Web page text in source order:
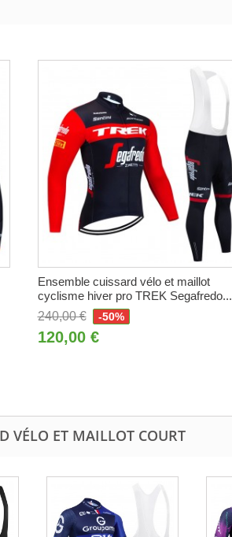
Ensemble cuissard vélo et maillot
cyclisme hiver pro TREK Segafredo...
240,00 €
-50%
120,00 €
VÉLO ET MAILLOT COURT